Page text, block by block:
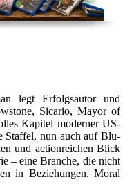
legt Erfolgsautor und
Sicario, Mayor of
Kapitel moderner US-
Staffel, nun auch auf Blu-
und actionreichen Blick
– eine Branche, die nicht
in Beziehungen, Moral